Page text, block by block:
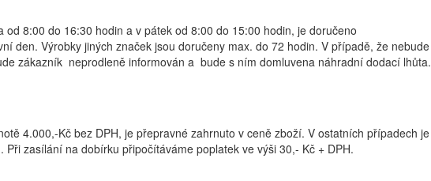
8:00 do 16:30 hodin a v pátek od 8:00 do 15:00 hodin, je doručeno
den. Výrobky jiných značek jsou doručeny max. do 72 hodin. V případě, že nebude
zákazník neprodleně informován a bude s ním domluvena náhradní dodací lhůta.
4.000,-Kč bez DPH, je přepravné zahrnuto v ceně zboží. V ostatních případech je
zasílání na dobírku připočítáváme poplatek ve výši 30,- Kč + DPH.